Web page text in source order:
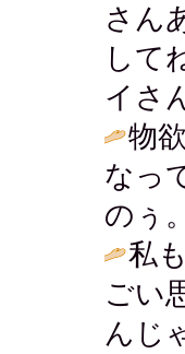
さん
して
イさ
物
なっ
のぅ
私
ごい
んじ